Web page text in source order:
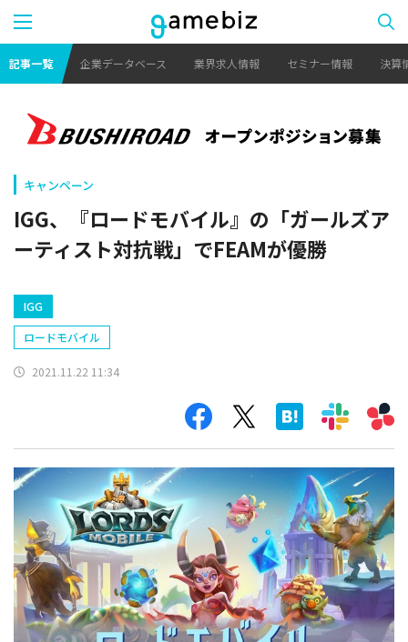
記事一覧 企業データベース 業界求人情報 セミナー情報 決算
キャンペーン
IGG、『ロードモバイル』の「ガールズア
ーティスト対抗戦」でFEAMが優勝
IGG
ロードモバイル
2021.11.22 11:34